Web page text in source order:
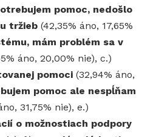
pomoc, nedošlo
tržieb (42,35% áno, 17,65%
mám problém sa v
áno, 20,00% nie), c.)
pomoci (32,94% áno,
pomoc ale nespĺňam
31,75% nie), e.)
o možnostiach podpory